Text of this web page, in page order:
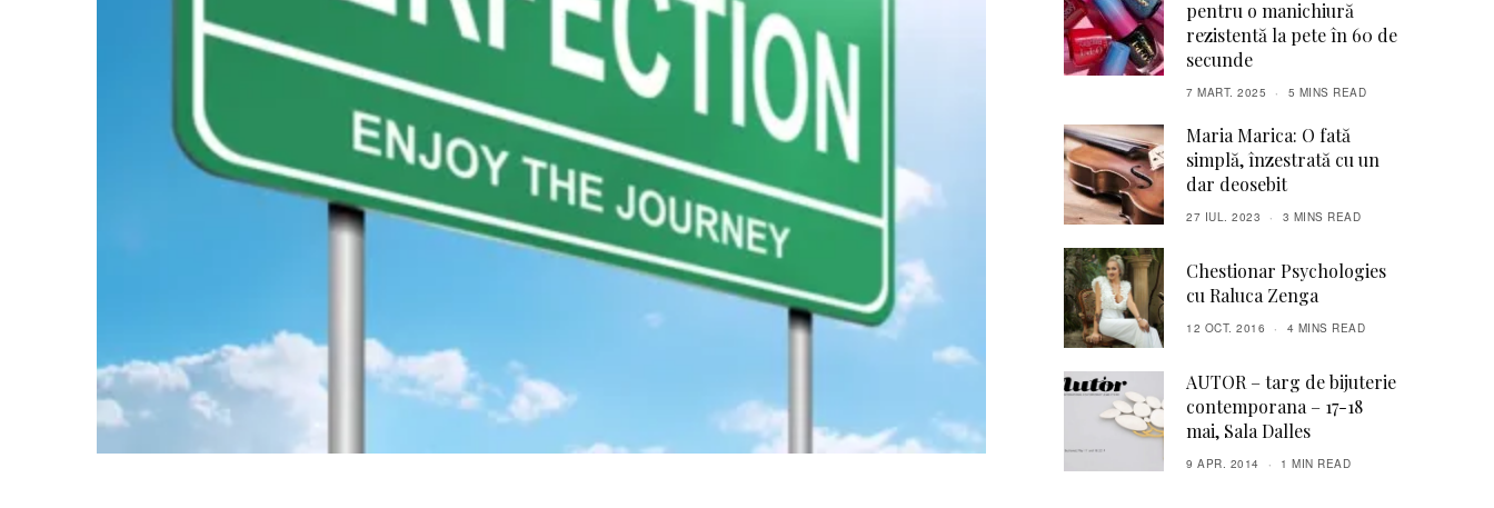
pentru o manichiură
rezistentă la pete în 60 de
secunde
7 MART. 2025 5 MINS READ
Maria Marica: O fată
simplă, înzestrată cu un
dar deosebit
27 IUL. 2023 3 MINS READ
Chestionar Psychologies
cu Raluca Zenga
12 OCT. 2016 4 MINS READ
AUTOR – targ de bijuterie
contemporana – 17-18
mai, Sala Dalles
9 APR. 2014 1 MIN READ